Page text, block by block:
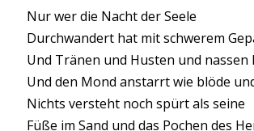
Nur wer die Nacht der Seele
Durchwandert hat mit schwerem
Und Tränen und Husten und nassen
Und den Mond anstarrt wie blöde
Nichts versteht noch spürt als seine
Füße im Sand und das Pochen des